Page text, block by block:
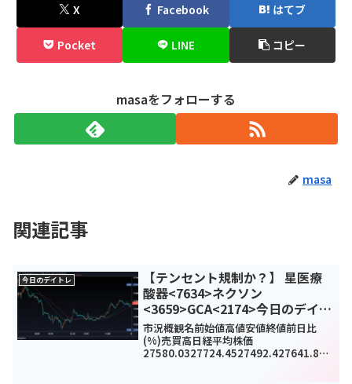
X Facebook はてブ
Pocket LINE コピー
masaをフォローする
masa
関連記事
今日のデイトレ
【テンセント規制か？】 星医療
酸器<7634>ネクソン
<3659>GCA<2174>今日のデイト
レ8月3日
市況概観名前始値高値安値終値前日比
(%)売買高日経平均株価
27580.0327724.4527492.427641.83-